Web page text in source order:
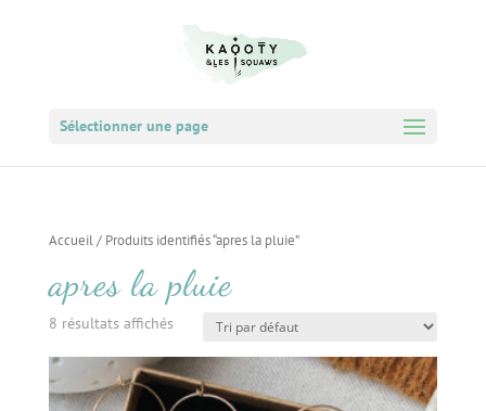
Sélectionner une page
Accueil/ Produits identifiés “apres la pluie”
apres la pluie
8 résultats affichés